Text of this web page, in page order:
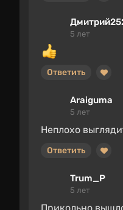
5 лет
Ответить
Araiguma
5 лет
Неплохо
Ответить
Trum_P
5 лет